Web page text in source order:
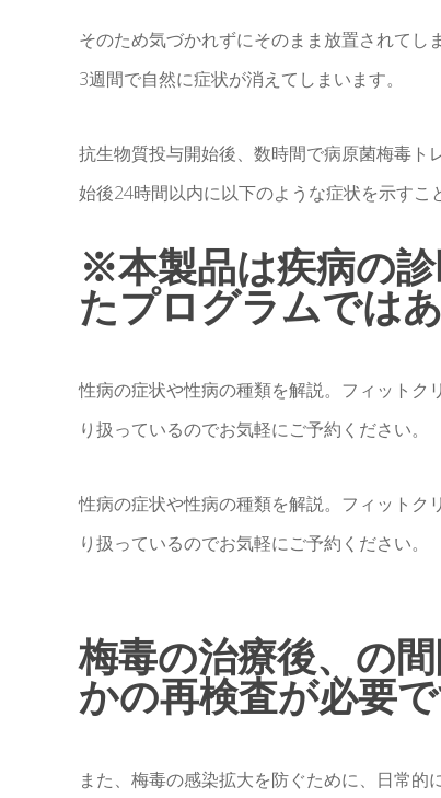
そのため気づかれずにそのまま放置されて
3週間で自然に症状が消えてしまいます。
抗生物質投与開始後、数時間で病原菌梅毒ト
始後24時間以内に以下のような症状を示すこ
※本製品は疾病の
たプログラムでは
性病の症状や性病の種類を解説。フィットク
り扱っているのでお気軽にご予約ください。
性病の症状や性病の種類を解説。フィットク
り扱っているのでお気軽にご予約ください。
梅毒の治療後、の
かの再検査が必要で
また、梅毒の感染拡大を防ぐために、日常